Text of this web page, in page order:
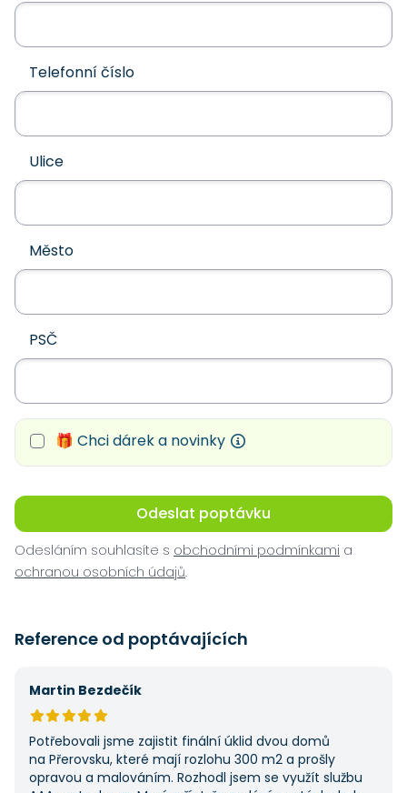
Telefonní číslo
Ulice
Město
PSČ
🎁 Chci dárek a novinky
Odeslat poptávku
Odesláním souhlasíte s obchodními podmínkami a
ochranou osobních údajů.
Reference od poptávajících
Martin Bezdečík
Potřebovali jsme zajistit finální úklid dvou domů
na Přerovsku, které mají rozlohu 300 m2 a prošly
opravou a malováním. Rozhodl jsem se využít službu